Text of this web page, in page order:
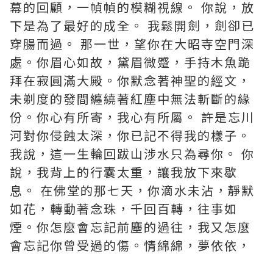
幕的回顧，一幀幀的模糊視線。 你說，放
下是為了最好的成全。 我鬆開劍，劍卻已
穿腸而過。 那一世，望你在大昭寺空門深
處。你眉心如故，黛眉微蹙，手持木魚跪
拜在寂圓滿大殿。你默念著神聖的經文，
未剃度的發間纏繞著紅塵中無法斬斷的緣
份。你心有所寄，我心有所屬。 許是忘川
河對你侵蝕太深，你已記不得我的樣子。
我說，這一生輪回跋山涉水只為尋你。 你
說，我背上的行囊太重，讓我放下來歇
息。 在佛堂的那七天，你滴水未沾，靜默
如花，轉動著念珠，千回百轉，往事如
煙。你怎麼會忘記前塵的過往，我又怎麼
會忘記你曾受過的傷。情綿綿，夢依依，